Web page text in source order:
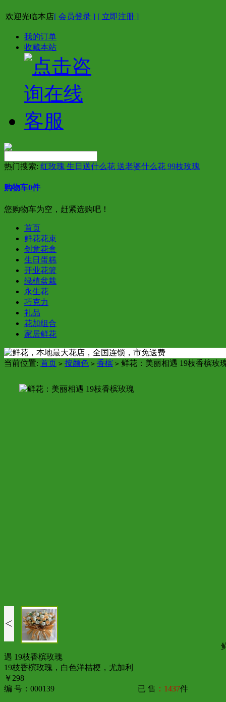
欢迎光临本店[ 会员登录 ] [ 立即注册 ]
我的订单
收藏本站
热门搜索: 红玫瑰 生日送什么花 送老婆什么花 99枝玫瑰
购物车0件
您购物车为空，赶紧选购吧！
首页
鲜花花束
创意花盒
生日蛋糕
开业花篮
绿植盆栽
永生花
巧克力
礼品
花加组合
家居鲜花
当前位置: 首页 > 按颜色 > 香槟 > 鲜花：美丽相遇 19枝香槟玫
<
遇 19枝香槟玫瑰
19枝香槟玫瑰，白色洋桔梗，尤加利
￥298
编 号：000139
已 售 ：1437件